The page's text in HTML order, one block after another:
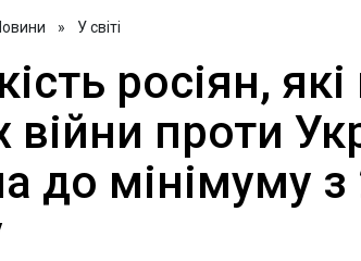
» У світі
росіян,
війни проти
до мінімуму з